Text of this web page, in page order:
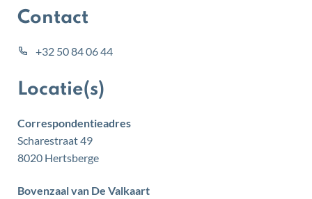
Contact
tel +32 50 84 06 44
Locatie(s)
Correspondentieadres
Scharestraat 49
,8020 Hertsberge
Bovenzaal van De Valkaart